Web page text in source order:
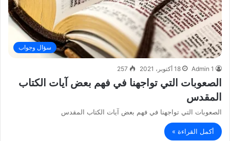
سؤال وجواب
Admin 1 18 أكتوبر، 2021 257
الصعوبات التي تواجهنا في فهم بعض آيات الكتاب
المقدس
الصعوبات التي تواجهنا في فهم بعض آيات الكتاب المقدس
أكمل القراءة »